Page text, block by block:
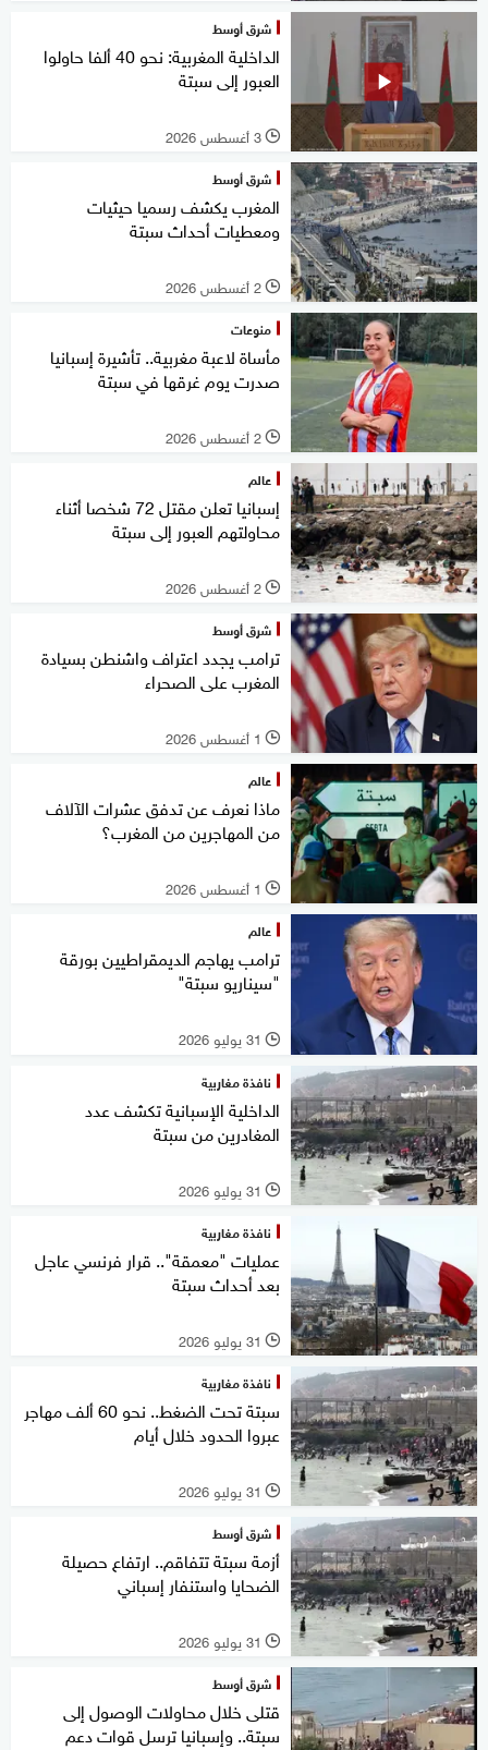
شرق أوسط
الداخلية المغربية: نحو 40 ألفا حاولوا
العبور إلى سبتة
l 3 أغسطس 2026
شرق أوسط
المغرب يكشف رسميا حيثيات
ومعطيات أحداث سبتة
l 2 أغسطس 2026
منوعات
مأساة لاعبة مغربية.. تأشيرة إسبانيا
صدرت يوم غرقها في سبتة
l 2 أغسطس 2026
عالم
إسبانيا تعلن مقتل 72 شخصا أثناء
محاولتهم العبور إلى سبتة
l 2 أغسطس 2026
شرق أوسط
ترامب يجدد اعتراف واشنطن بسيادة
المغرب على الصحراء
l 1 أغسطس 2026
عالم
ماذا نعرف عن تدفق عشرات الآلاف
من المهاجرين من المغرب؟
l 1 أغسطس 2026
عالم
ترامب يهاجم الديمقراطيين بورقة
"سيناريو سبتة"
l 31 يوليو 2026
نافذة مغاربية
الداخلية الإسبانية تكشف عدد
المغادرين من سبتة
l 31 يوليو 2026
نافذة مغاربية
عمليات "معمقة".. قرار فرنسي عاجل
بعد أحداث سبتة
l 31 يوليو 2026
نافذة مغاربية
سبتة تحت الضغط.. نحو 60 ألف مهاجر
عبروا الحدود خلال أيام
l 31 يوليو 2026
شرق أوسط
أزمة سبتة تتفاقم.. ارتفاع حصيلة
الضحايا واستنفار إسباني
l 31 يوليو 2026
شرق أوسط
قتلى خلال محاولات الوصول إلى
سبتة.. وإسبانيا ترسل قوات دعم